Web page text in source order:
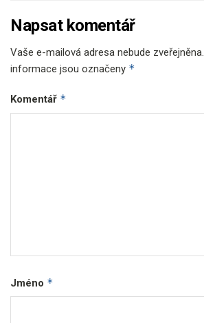
Napsat komentář
Vaše e-mailová adresa nebude zveřejněna.
informace jsou označeny *
Komentář *
Jméno *